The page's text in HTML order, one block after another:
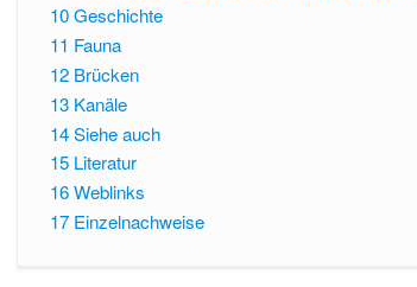
10Geschichte
11 Fauna
12 Brücken
13 Kanäle
14Siehe auch
15 Literatur
16Weblinks
17 Einzelnachweise